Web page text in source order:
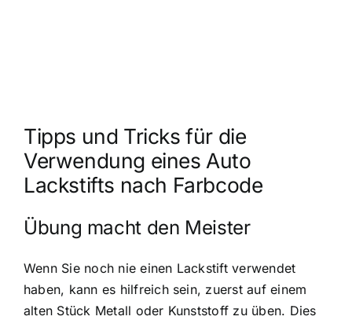
Tipps und Tricks für die
Verwendung eines Auto
Lackstifts nach Farbcode
Übung macht den Meister
Wenn Sie noch nie einen Lackstift verwendet
haben, kann es hilfreich sein, zuerst auf einem
alten Stück Metall oder Kunststoff zu üben. Dies